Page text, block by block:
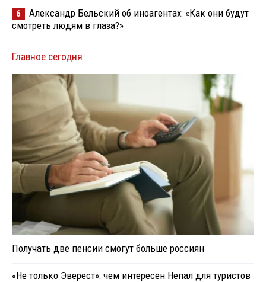
6
Александр Бельский об иноагентах: «Как они будут
смотреть людям в глаза?»
Главное сегодня
Получать две пенсии смогут больше россиян
«Не только Эверест»: чем интересен Непал для туристов